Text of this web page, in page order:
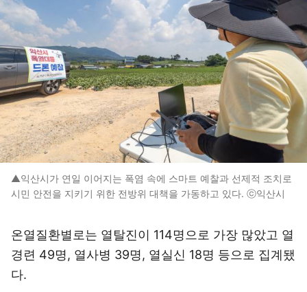
▲익산시가 연일 이어지는 폭염 속에 스마트 예찰과 선제적 조치로
시민 안전을 지키기 위한 전방위 대책을 가동하고 있다. ⓒ익산시
온열질환별로는 열탈진이 114명으로 가장 많았고 열
경련 49명, 열사병 39명, 열실신 18명 등으로 집계됐
다.